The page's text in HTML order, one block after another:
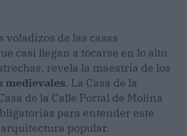
voladizos de las casas
casi llegan a tocarse en lo alto
revela la maestría de los
medievales. La Casa de la
de la Calle Portal de Molina
para entender este
popular.